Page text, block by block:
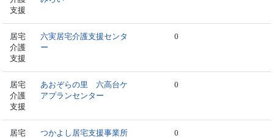
支援
居宅
介護
支援
六実居宅介護支援センタ
ー
0
居宅
介護
支援
あおぞらの里 六高台ケ
アプランセンター
0
居宅
つかよし居宅支援事業所 0